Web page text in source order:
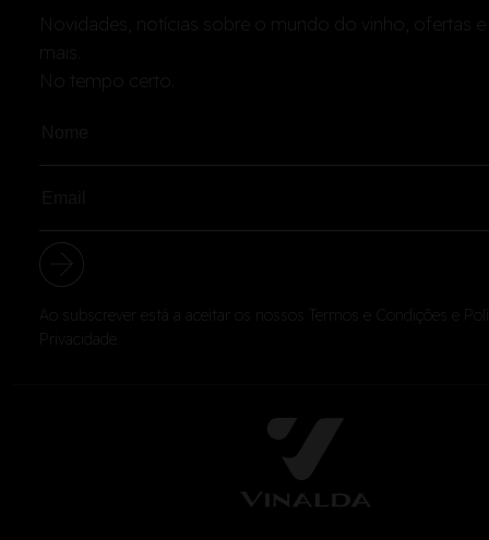
Novidades, notícias sobre o mundo do vinho, ofertas
mais.
No tempo certo.
Ao subscrever está a aceitar os nossos Termos e Condições e
Privacidade